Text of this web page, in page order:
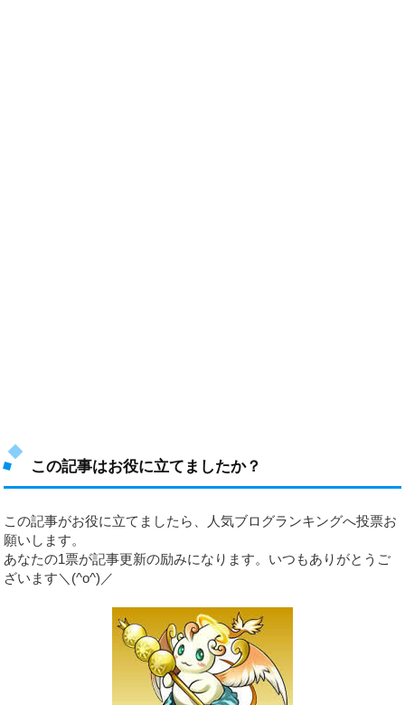
この記事はお役に立てましたか？
この記事がお役に立てましたら、人気ブログランキングへ投票お
願いします。
あなたの1票が記事更新の励みになります。いつもありがとうご
ざいます＼(^o^)／